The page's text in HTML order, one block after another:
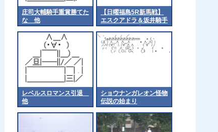
庄司大輔騎手重賞勝てた
な 他
【日曜福島5R新馬戦】
エスクアドラ＆坂井騎手
がｷﾀ━━━━(ﾟ
∀ﾟ)━━━━!!
レベルスロマンス引退
他
ショウナンガレオン怪物
伝説の始まり